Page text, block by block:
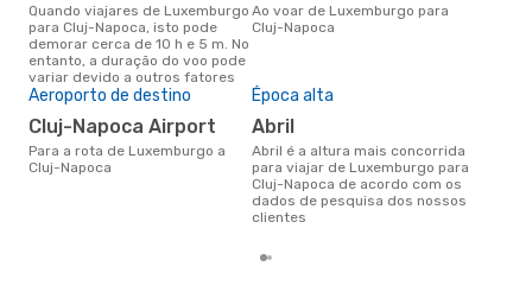
Quando viajares de Luxemburgo
para Cluj-Napoca, isto pode
demorar cerca de 10 h e 5 m. No
entanto, a duração do voo pode
variar devido a outros fatores
Ao voar de Luxemburgo para
Cluj-Napoca
Aeroporto de destino
Cluj-Napoca Airport
Para a rota de Luxemburgo a
Cluj-Napoca
Época alta
abril
abril é a altura mais concorrida
para viajar de Luxemburgo para
Cluj-Napoca de acordo com os
dados de pesquisa dos nossos
clientes